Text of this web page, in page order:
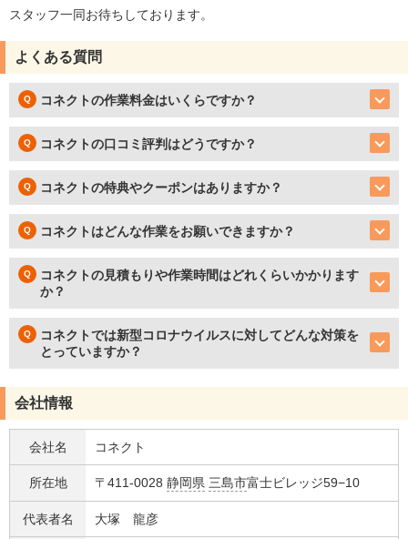
スタッフ一同お待ちしております。
よくある質問
コネクトの作業料金はいくらですか？
コネクトの口コミ評判はどうですか？
コネクトの特典やクーポンはありますか？
コネクトはどんな作業をお願いできますか？
コネクトの見積もりや作業時間はどれくらいかかります
か？
コネクトでは新型コロナウイルスに対してどんな対策を
とっていますか？
会社情報
会社名 コネクト
所在地 〒411-0028 静岡県 三島市富士ビレッジ59−10
代表者名 大塚 龍彦